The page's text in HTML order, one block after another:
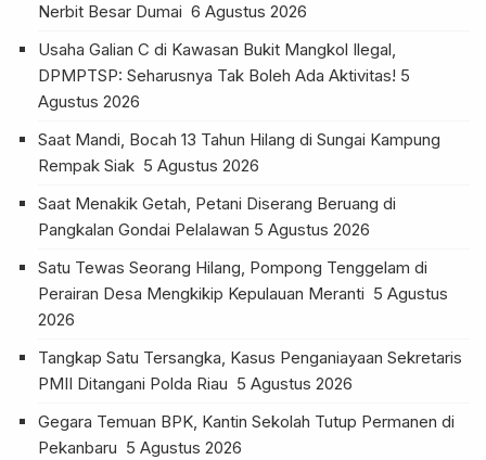
Nerbit Besar Dumai 6 Agustus 2026
Usaha Galian C di Kawasan Bukit Mangkol Ilegal,
DPMPTSP: Seharusnya Tak Boleh Ada Aktivitas! 5
Agustus 2026
Saat Mandi, Bocah 13 Tahun Hilang di Sungai Kampung
Rempak Siak 5 Agustus 2026
Saat Menakik Getah, Petani Diserang Beruang di
Pangkalan Gondai Pelalawan 5 Agustus 2026
Satu Tewas Seorang Hilang, Pompong Tenggelam di
Perairan Desa Mengkikip Kepulauan Meranti 5 Agustus
2026
Tangkap Satu Tersangka, Kasus Penganiayaan Sekretaris
PMII Ditangani Polda Riau 5 Agustus 2026
Gegara Temuan BPK, Kantin Sekolah Tutup Permanen di
Pekanbaru 5 Agustus 2026